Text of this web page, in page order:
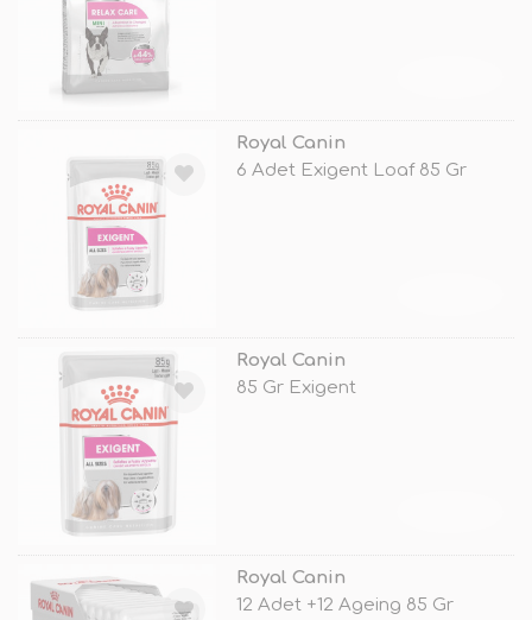
Royal Canin
6 Adet Exigent Loaf 85 Gr
Royal Canin
85 Gr Exigent
Royal Canin
12 Adet +12 Ageing 85 Gr